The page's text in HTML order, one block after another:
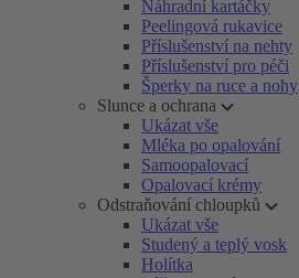
Náhradní kartáčky
Peelingová rukavice
Příslušenství na nehty
Příslušenství pro péči
Šperky na ruce a nohy
Slunce a ochrana
Ukázat vše
Mléka po opalování
Samoopalovací
Opalovací krémy
Odstraňování chloupků
Ukázat vše
Studený a teplý vosk
Holítka